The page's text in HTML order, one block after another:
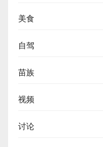
美食
自驾
苗族
视频
讨论